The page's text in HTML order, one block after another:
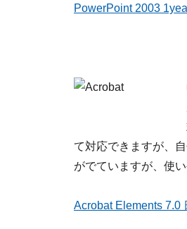
PowerPoint 2003
て対応できますが、
がでていますが、使
Acrobat Elements 7.0